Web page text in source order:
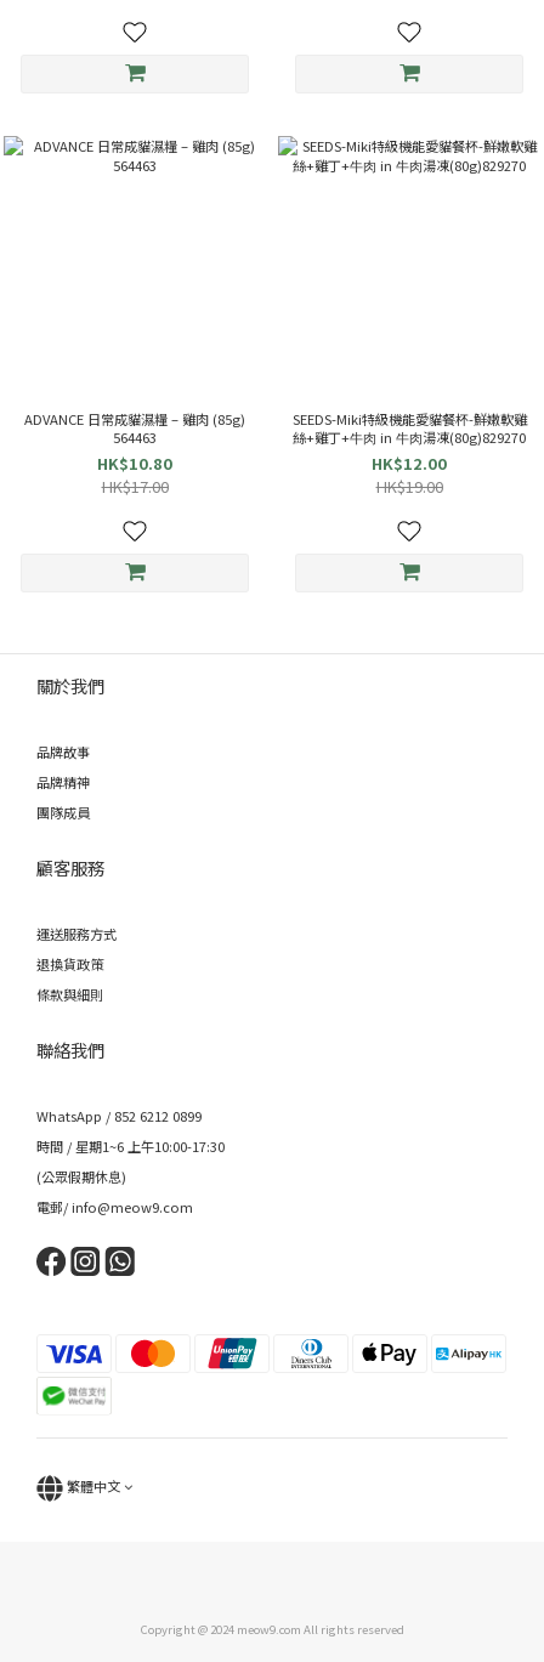
ADVANCE 日常成貓濕糧 – 雞肉 (85g)
564463
HK$10.80
HK$17.00
SEEDS-Miki特級機能愛貓餐杯-鮮嫩軟雞
絲+雞丁+⽜⾁ in ⽜⾁湯凍(80g)829270
HK$12.00
HK$19.00
關於我們
品牌故事
品牌精神
團隊成員
顧客服務
運送服務方式
退換貨政策
條款與細則
聯絡我們
WhatsApp / 852 6212 0899
時間 / 星期1~6 上午10:00-17:30
(公眾假期休息)
電郵/ info@meow9.com
繁體中文
Copyright @ 2024 meow9.com All rights reserved